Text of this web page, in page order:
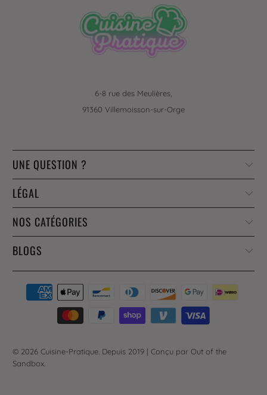
6-8 rue des Meulières,
91360 Villemoisson-sur-Orge
UNE QUESTION ?
LÉGAL
NOS CATÉGORIES
BLOGS
© 2026Cuisine-Pratique. Depuis 2019 |Conçu par Out of the
Sandbox.